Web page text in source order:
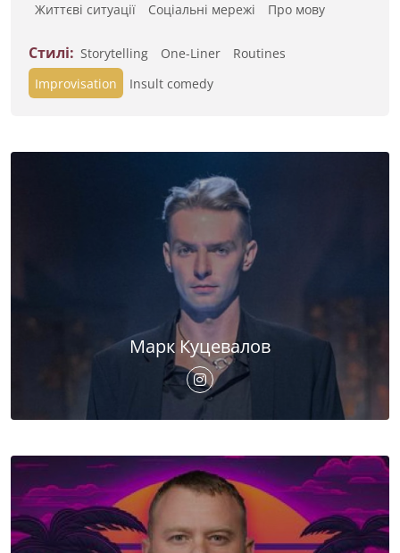
Життєві ситуації
Cоціальні мережі Про мову
Стилі: Storytelling One-Liner
Routines
Improvisation
Insult comedy
Марк Куцевалов